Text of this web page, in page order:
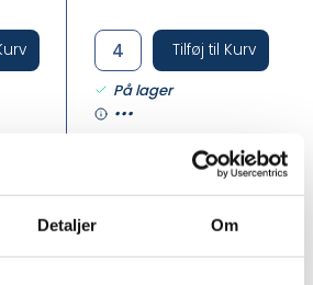
Detaljer Om
Tilføj til Kurv
På lager
•••